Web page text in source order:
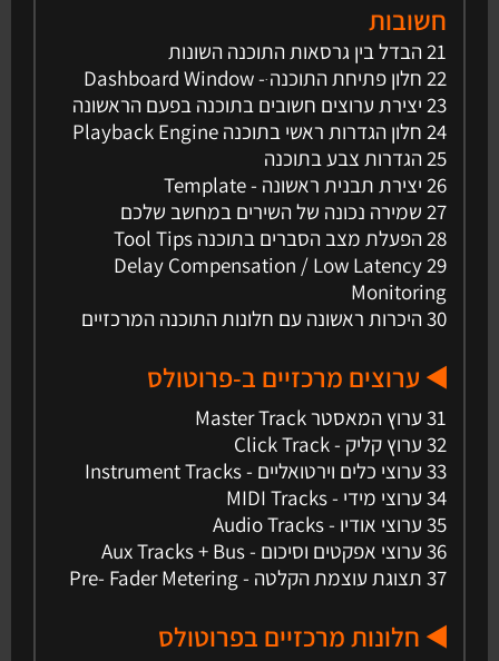
חשובות
21 הבדל בין גרסאות התוכנה השונות
22 חלון פתיחת התוכנה ּ- Dashboard Window
23 יצירת ערוצים חשובים בתוכנה בפעם הראשונה
24 חלון הגדרות ראשי בתוכנה Playback Engine
25 הגדרות צבע בתוכנה
26 יצירת תבנית ראשונה - Template
27 שמירה נכונה של השירים במחשב שלכם
28 הפעלת מצב הסברים בתוכנה Tool Tips
29 Delay Compensation / Low Latency
Monitoring
30 היכרות ראשונה עם חלונות התוכנה המרכזיים
◀️ ערוצים מרכזיים ב-פרוטולס
31 ערוץ המאסטר Master Track
32 ערוץ קליק - Click Track
33 ערוצי כלים וירטואליים - Instrument Tracks
34 ערוצי מידי - MIDI Tracks
35 ערוצי אודיו - Audio Tracks
36 ערוצי אפקטים וסיכום - Aux Tracks + Bus
37 תצוגת עוצמת הקלטה - Pre- Fader Metering
◀️ חלונות מרכזיים בפרוטולס